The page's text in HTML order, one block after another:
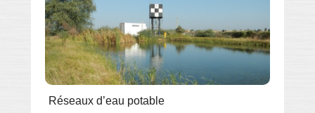
Réseaux d’eau potable